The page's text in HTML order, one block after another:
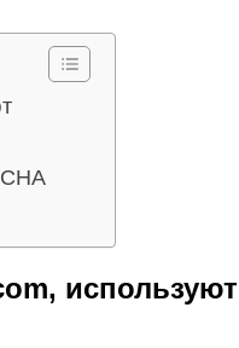
используют